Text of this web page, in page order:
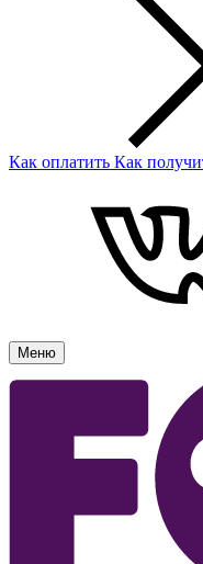
Как оплатить Как
Меню